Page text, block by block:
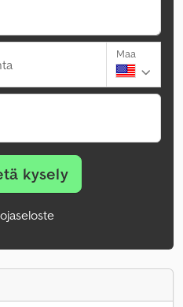
Maa
kysely